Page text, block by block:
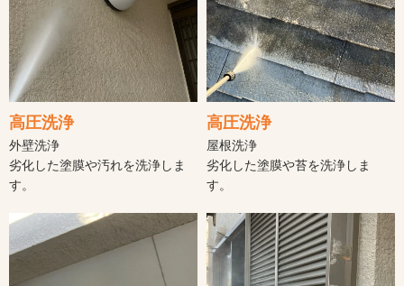
高圧洗浄
外壁洗浄
劣化した塗膜や汚れを洗浄しま
す。
高圧洗浄
屋根洗浄
劣化した塗膜や苔を洗浄しま
す。